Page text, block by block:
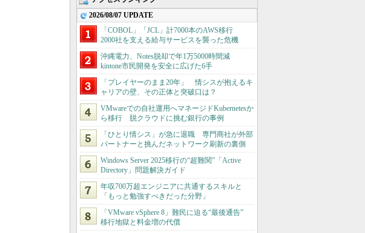
2026/08/07 UPDATE
「COBOL」「JCL」計7000本のAWS移行
2000社を支える給与サービスを襲った危機
沖縄電力、Notes脱却で年1万5000時間減
kintone市民開発を安全に広げた6手
「プレイヤーのまま20年」 情シスが抱えるキ
ャリアの壁、その正体と突破口は？
VMwareでの自社運用へマネージドKubernetesか
ら移行 脱クラウドに挑む銀行の事例
「ひとり情シス」が急に退職 専門商社が外部
パートナーと挑んだネットワーク刷新の裏側
Windows Server 2025移行の“超難関”「Active
Directory」問題解決ガイド
年収700万超エンジニアに共通するスキルと
「もっと勉強すべきだった分野」
「VMware vSphere 8」難民に迫る“最後通告”
移行地獄と料金増の代償